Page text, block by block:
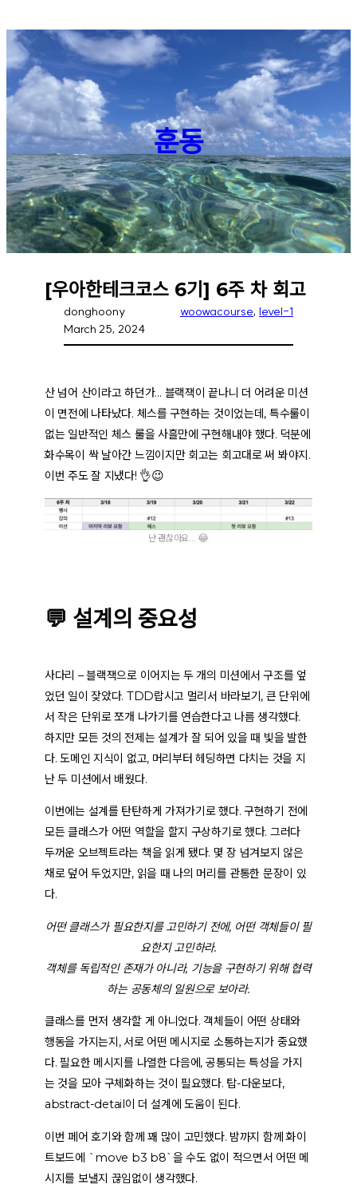
to
content
훈동
[우아한테크코스 6기] 6주 차 회고
donghoony woowacourse, level-1
March 25, 2024
산 넘어 산이라고 하던가… 블랙잭이 끝나니 더 어려운 미션
이 면전에 나타났다. 체스를 구현하는 것이었는데, 특수룰이
없는 일반적인 체스 룰을 사흘만에 구현해내야 했다. 덕분에
화수목이 싹 날아간 느낌이지만 회고는 회고대로 써 봐야지.
이번 주도 잘 지냈다! 👌😉
난 괜찮아요… 😂
💬 설계의 중요성
사다리 – 블랙잭으로 이어지는 두 개의 미션에서 구조를 엎
었던 일이 잦았다. TDD랍시고 멀리서 바라보기, 큰 단위에
서 작은 단위로 쪼개 나가기를 연습한다고 나름 생각했다.
하지만 모든 것의 전제는 설계가 잘 되어 있을 때 빛을 발한
다. 도메인 지식이 없고, 머리부터 헤딩하면 다치는 것을 지
난 두 미션에서 배웠다.
이번에는 설계를 탄탄하게 가져가기로 했다. 구현하기 전에
모든 클래스가 어떤 역할을 할지 구상하기로 했다. 그러다
두꺼운 오브젝트라는 책을 읽게 됐다. 몇 장 넘겨보지 않은
채로 덮어 두었지만, 읽을 때 나의 머리를 관통한 문장이 있
다.
어떤 클래스가 필요한지를 고민하기 전에, 어떤 객체들이 필
요한지 고민하라.
객체를 독립적인 존재가 아니라, 기능을 구현하기 위해 협력
하는 공동체의 일원으로 보아라.
클래스를 먼저 생각할 게 아니었다. 객체들이 어떤 상태와
행동을 가지는지, 서로 어떤 메시지로 소통하는지가 중요했
다. 필요한 메시지를 나열한 다음에, 공통되는 특성을 가지
는 것을 모아 구체화하는 것이 필요했다. 탑-다운보다,
abstract-detail이 더 설계에 도움이 된다.
이번 페어 호기와 함께 꽤 많이 고민했다. 밤까지 함께 화이
트보드에 `move b3 b8`을 수도 없이 적으면서 어떤 메
시지를 보낼지 끊임없이 생각했다.